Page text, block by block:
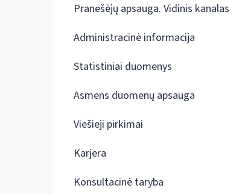
Pranešėjų apsauga. Vidinis kanalas
Administracinė informacija
Statistiniai duomenys
Asmens duomenų apsauga
Viešieji pirkimai
Karjera
Konsultacinė taryba